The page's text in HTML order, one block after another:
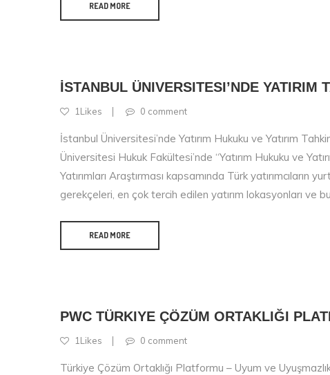
READ MORE
İSTANBUL ÜNIVERSITESI’NDE YATIRIM
1Likes 0 comment
İstanbul Üniversitesi’nde Yatırım Hukuku ve Yatırım
Üniversitesi Hukuk Fakültesi’nde “Yatırım Hukuku ve
Yatırımları Araştırması kapsamında Türk yatırımcıların
gerekçeleri, en çok tercih edilen yatırım lokasyonları ve
READ MORE
PWC TÜRKIYE ÇÖZÜM ORTAKLIĞI
1Likes 0 comment
Türkiye Çözüm Ortaklığı Platformu – Uyum ve